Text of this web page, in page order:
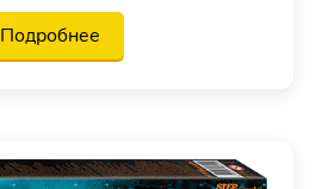
Подробнее